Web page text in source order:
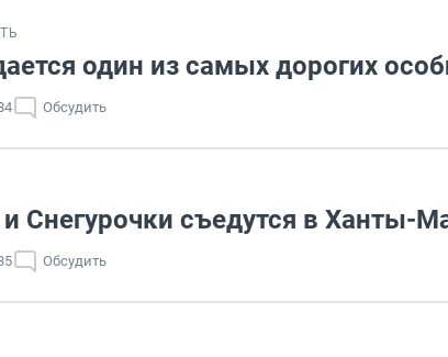
один из самых дорогих
Обсудить
Снегурочки съедутся в Ханты-
Обсудить